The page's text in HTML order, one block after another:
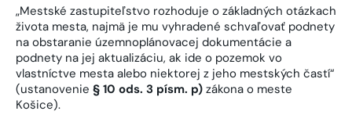
„Mestské zastupiteľstvo rozhoduje o základných otázkach
života mesta, najmä je mu vyhradené schvaľovať podnety
na obstaranie územnoplánovacej dokumentácie a
podnety na jej aktualizáciu, ak ide o pozemok vo
vlastníctve mesta alebo niektorej z jeho mestských častí“
(ustanovenie § 10 ods. 3 písm. p) zákona o meste
Košice).